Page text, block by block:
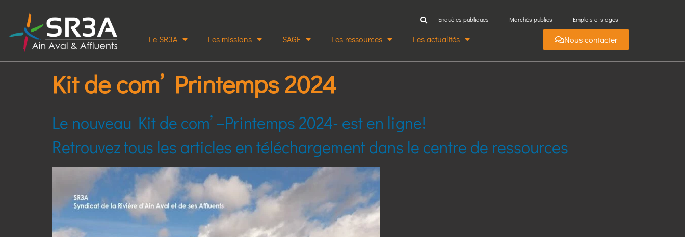
Enquêtes publiques Marchés publics Emplois et stages
Le SR3A Les missions SAGE Les ressources Les actualités Nous contacter
Kit de com’ Printemps 2024
Le nouveau Kit de com’ –Printemps 2024- est en ligne!
Retrouvez tous les articles en téléchargement dans le centre de ressources